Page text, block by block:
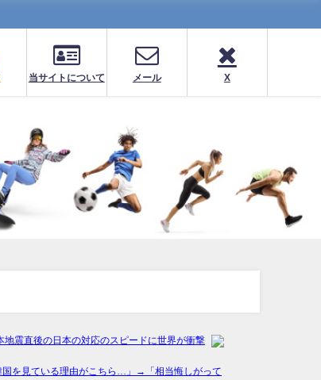
当サイトについて メール X